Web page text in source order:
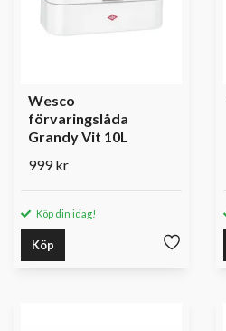
Wesco
förvaringslåda
Grandy Vit 10L
999 kr
Köp din idag!
Köp